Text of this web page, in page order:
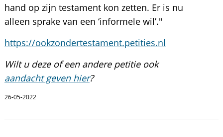
hand op zijn testament kon zetten. Er is nu
alleen sprake van een ‘informele wil’."
https://ookzondertestament.petities.nl
Wilt u deze of een andere petitie ook
aandacht geven hier?
26-05-2022